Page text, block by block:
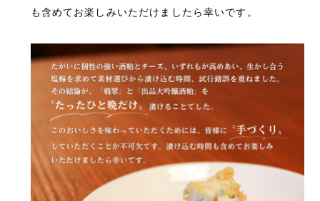
も含めてお楽しみいただけましたら幸いです。